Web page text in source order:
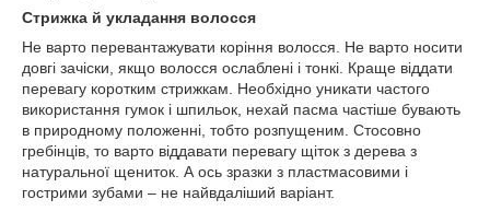
Стрижка й укладання волосся
Не варто перевантажувати коріння волосся. Не варто носити
довгі зачіски, якщо волосся ослаблені і тонкі. Краще віддати
перевагу коротким стрижкам. Необхідно уникати частого
використання гумок і шпильок, нехай пасма частіше бувають
в природному положенні, тобто розпущеним. Стосовно
гребінців, то варто віддавати перевагу щіток з дерева з
натуральної щениток. А ось зразки з пластмасовими і
гострими зубами – не найвдаліший варіант.